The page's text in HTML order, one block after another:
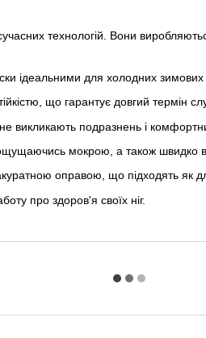
технологій. Вони
ідеальними для холодних зимових
що гарантує довгий термін
викликають подразнень і
мокрою, а також швидко
оправою, що підходять як
про здоров'я своїх ніг.